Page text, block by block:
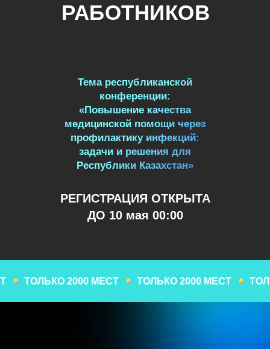
РАБОТНИКОВ
Тема республиканской
конференции:
«Повышение качества
медицинской помощи через
профилактику инфекций:
задачи и решения для
Республики Казахстан»
РЕГИСТРАЦИЯ ОТКРЫТА
ДО 10 мая 00:00
2000 МЕСТ ТОЛЬКО 2000 МЕСТ ТОЛЬКО
ВРЕМЯ
КОНФЕРЕНЦИИ:
10:00 ПО ВРЕМЕНИ
АСТАНЫ